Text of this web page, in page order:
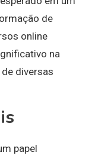
de
online
na
diversas
papel